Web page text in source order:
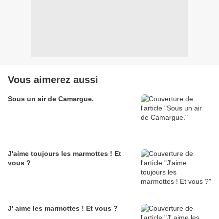
Vous aimerez aussi
Sous un air de Camargue.
J'aime toujours les marmottes ! Et
vous ?
J' aime les marmottes ! Et vous ?